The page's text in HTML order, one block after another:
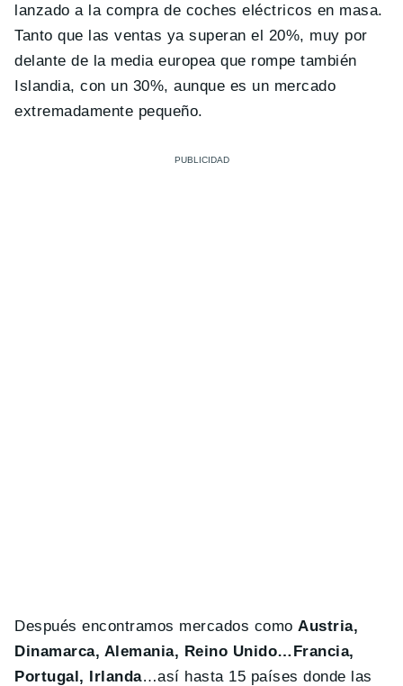
lanzado a la compra de coches eléctricos en masa.
Tanto que las ventas ya superan el 20%, muy por
delante de la media europea que rompe también
Islandia, con un 30%, aunque es un mercado
extremadamente pequeño.
Después encontramos mercados comoAustria,
Dinamarca, Alemania, Reino Unido…Francia,
Portugal, Irlanda…así hasta 15 países donde las